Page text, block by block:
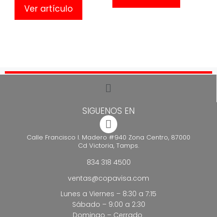
Ver artículo
SIGUENOS EN
Calle Francisco I. Madero #940 Zona Centro, 87000
Cd Victoria, Tamps.
834 318 4500
ventas@copavisa.com
Lunes a Viernes – 8:30 a 7:15
Sábado – 9:00 a 2:30